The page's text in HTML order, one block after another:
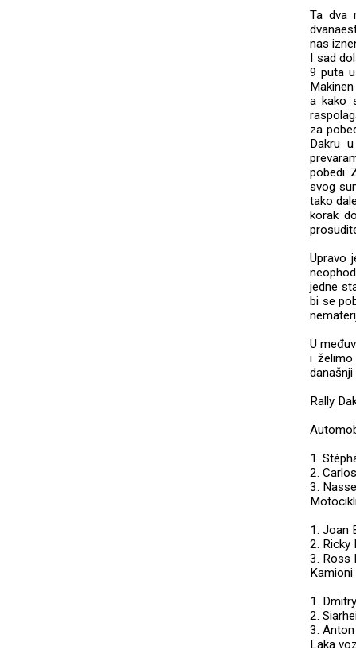
Ta dva
nas
I sad
9 puta
a kako
za
Dakru
pobedi.
svog
tako
korak
Upravo
jedne
bi se
U
i želimo
Rally
1.
2.
3.
1. Joan
2. Ricky
3. Ross
Kamioni
1.
2.
3.
Laka